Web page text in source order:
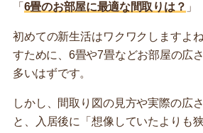
「 6畳のお部屋に最適な間取りは？ 」
初めての新生活はワクワクしますよ
すために、6畳や7畳などお部屋の広
多いはずです。
しかし、間取り図の見方や実際の広
と、入居後に「想像していたよりも